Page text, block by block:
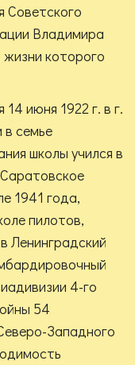
Советского
Владимира
которого
июня 1922 г. в г.
семье
школы учился в
1941 года,
пилотов,
Ленинградский
4-го
54
Западного